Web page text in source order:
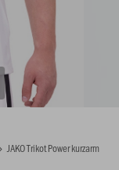
JAKO Trikot Power kurzarm